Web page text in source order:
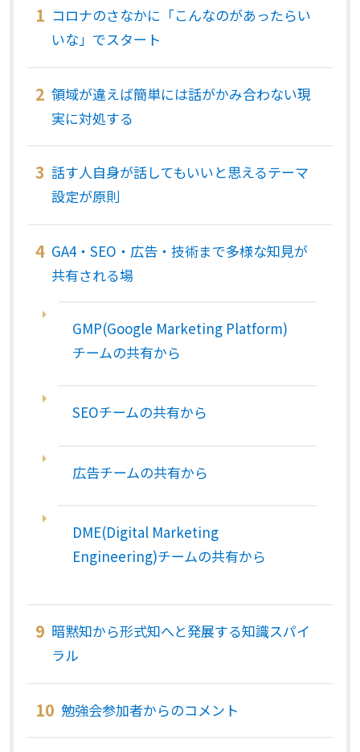
コロナのさなかに「こんなのがあったらい
いな」でスタート
領域が違えば簡単には話がかみ合わない現
実に対処する
話す人自身が話してもいいと思えるテーマ
設定が原則
GA4・SEO・広告・技術まで多様な知見が
共有される場
GMP(Google Marketing Platform)
チームの共有から
SEOチームの共有から
広告チームの共有から
DME(Digital Marketing
Engineering)チームの共有から
暗黙知から形式知へと発展する知識スパイ
ラル
勉強会参加者からのコメント